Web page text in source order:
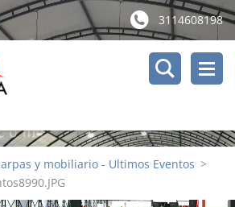
3114608198
y mobiliario - Ultimos Eventos >